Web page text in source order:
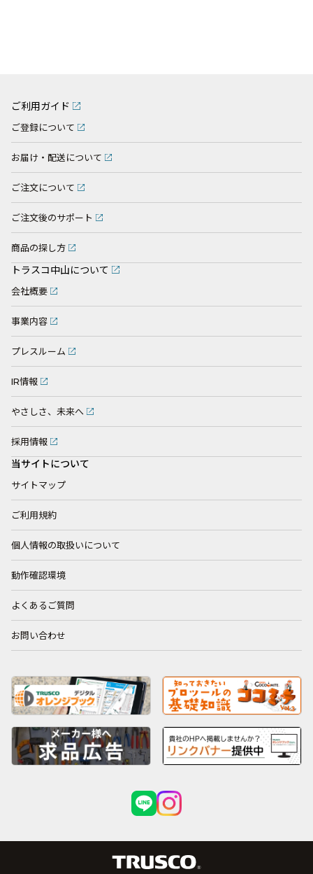
ご利用ガイド
ご登録について
お届け・配送について
ご注文について
ご注文後のサポート
商品の探し方
トラスコ中山について
会社概要
事業内容
プレスルーム
IR情報
やさしさ、未来へ
採用情報
当サイトについて
サイトマップ
ご利用規約
個人情報の取扱いについて
動作確認環境
よくあるご質問
お問い合わせ